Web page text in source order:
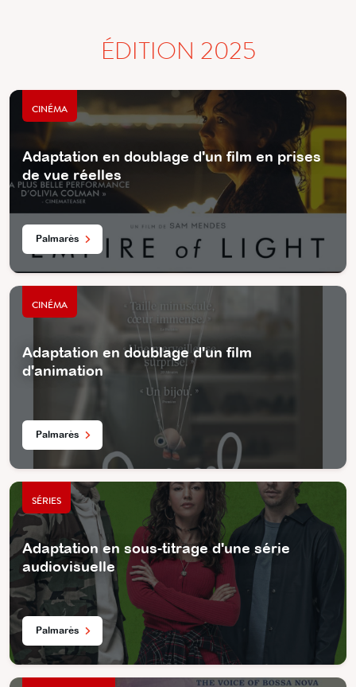
ÉDITION 2025
CINÉMA
Adaptation en doublage d'un film en prises
de vue réelles
Palmarès
CINÉMA
Adaptation en doublage d'un film
d'animation
Palmarès
SÉRIES
Adaptation en sous-titrage d'une série
audiovisuelle
Palmarès